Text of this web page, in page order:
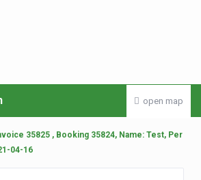
open map
35825 , Booking 35824, Name: Test, Per
04-16